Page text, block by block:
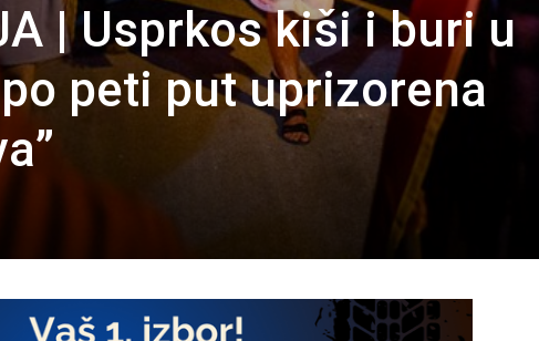
| Usprkos kiši i buri u
peti put uprizorena